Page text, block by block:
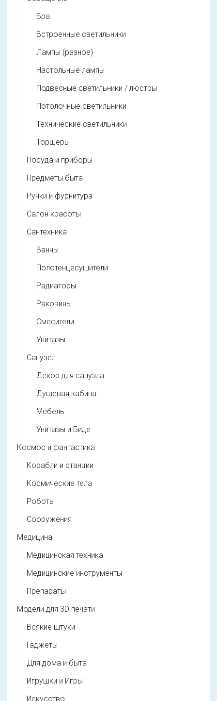
Бра
Встроенные светильники
Лампы (разное)
Настольные лампы
Подвесные светильники / люстры
Потолочные светильники
Технические светильники
Торшеры
Посуда и приборы
Предметы быта
Ручки и фурнитура
Салон красоты
Сантехника
Ванны
Полотенцесушители
Радиаторы
Раковины
Смесители
Унитазы
Санузел
Декор для санузла
Душевая кабина
Мебель
Унитазы и Биде
Космос и фантастика
Корабли и станции
Космические тела
Роботы
Сооружения
Медицина
Медицинская техника
Медицинские инструменты
Препараты
Модели для 3D печати
Всякие штуки
Гаджеты
Для дома и быта
Игрушки и Игры
Искусство